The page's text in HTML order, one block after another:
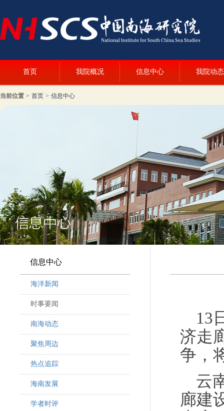
首页 我院概况 信息中心 我院动态
当前位置 > 首页 > 信息中心
信息中心
海洋新闻
时事要闻
南海动态
聚焦周边
热点追踪
海南发展
学者时评
13
济走
争，
云
廊建